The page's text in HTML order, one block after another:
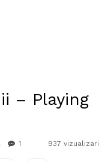
– Playing
1 937 vizualizari